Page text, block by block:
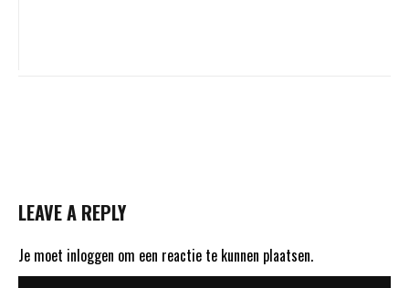
LEAVE A REPLY
Je moet inloggen om een reactie te kunnen plaatsen.